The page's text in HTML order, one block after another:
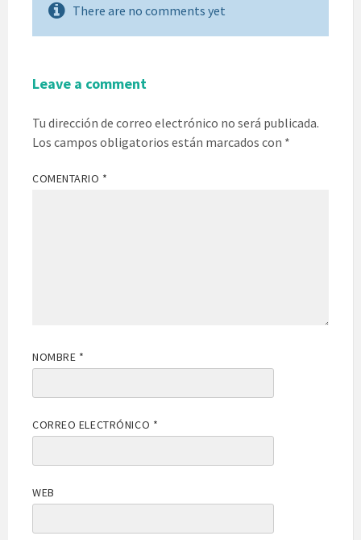
There are no comments yet
Leave a comment
Tu dirección de correo electrónico no será publicada.
Los campos obligatorios están marcados con *
COMENTARIO *
NOMBRE *
CORREO ELECTRÓNICO *
WEB